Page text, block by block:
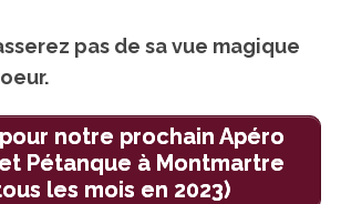
pas de sa vue magique
notre prochain Apéro
Pétanque à Montmartre
les mois en 2023)